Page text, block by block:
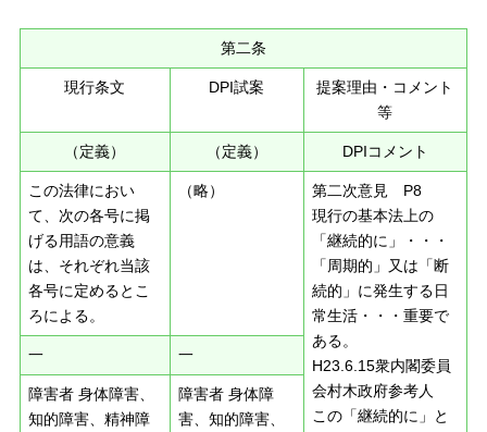
第二条
現行条文 DPI試案
提案理由・コメント
等
（定義） （定義） DPIコメント
この法律におい
て、次の各号に掲
げる用語の意義
は、それぞれ当該
各号に定めるとこ
ろによる。
（略）
第二次意見 P8
現行の基本法上の
「継続的に」・・・
「周期的」又は「断
続的」に発生する日
常生活・・・重要で
ある。
H23.6.15衆内閣委員
会村木政府参考人
この「継続的に」と
一 一
障害者 身体障害、
知的障害、精神障
障害者 身体障
害、知的障害、